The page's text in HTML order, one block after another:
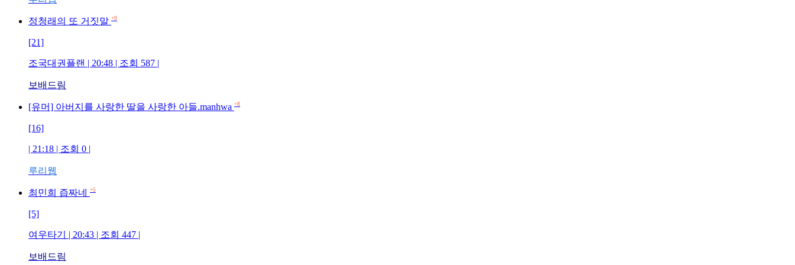
정청래의 또 거짓말 +9
[21]
조국대권플랜 | 20:48 | 조회 587 |
보배드림
[유머] 아버지를 사랑한 딸을 사랑한 아들.manhwa +8
[16]
| 21:18 | 조회 0 |
루리웹
최민희 즙짜네 +5
[5]
여우타기 | 20:43 | 조회 447 |
보배드림